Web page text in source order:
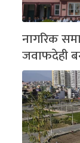
नागरिक
जवाफदेही